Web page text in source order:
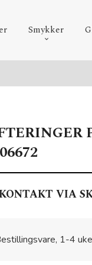
Smykker
VIA
1-4